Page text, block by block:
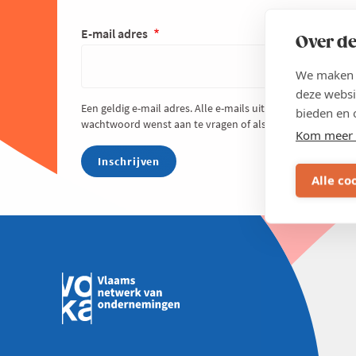
Over
We
deze
bieden en
Kom
Alle
E-mail adres
Een geldig e-mail adres. Alle e-mails uit het systeem
wachtwoord wenst aan te vragen of als je nieuws of